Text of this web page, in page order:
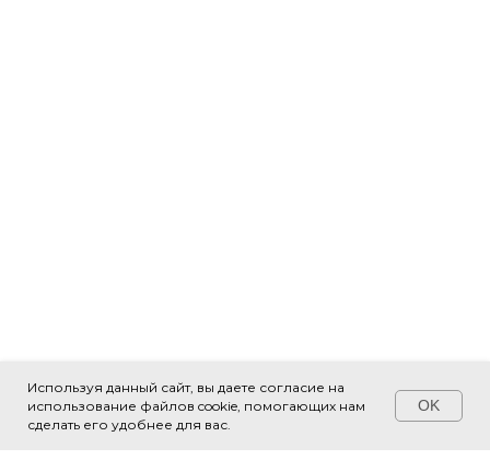
Используя данный сайт, вы даете согласие на
использование файлов cookie, помогающих нам
сделать его удобнее для вас.
OK
Свяжитесь с нами!